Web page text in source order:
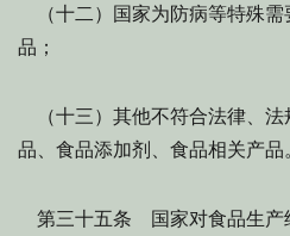
（十二）国家为防病等特殊需
品；
（十三）其他不符合法律、法
品、食品添加剂、食品相关产品
第三十五条 国家对食品生产